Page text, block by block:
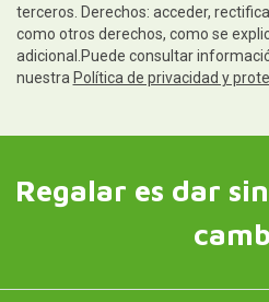
terceros. Derechos: acceder,
como otros derechos, como se
adicional.Puede consultar
nuestra Política de privacidad y
Regalar es dar